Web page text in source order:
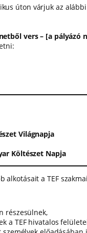
úton várjuk az
vers – [a pályázó
Világnapja
Költészet Napja
alkotásait a TEF
részesülnek,
a TEF hivatalos